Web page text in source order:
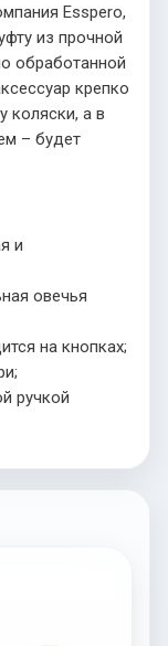
Esspero,
из прочной
обработанной
крепко
коляски, а в
– будет
и
овечья
на кнопках;
ручкой